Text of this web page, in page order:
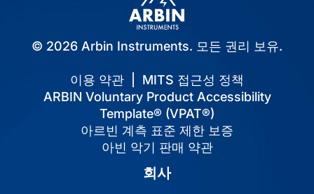
© 2026 Arbin Instruments. 모든 권리 보유.
이용 약관
MITS 접근성 정책
ARBIN Voluntary Product Accessibility
Template® (VPAT®)
아르빈 계측 표준 제한 보증
아빈 악기 판매 약관
회사